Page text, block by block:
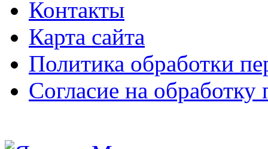
Контакты
Карта сайта
Политика обработки
Согласие на